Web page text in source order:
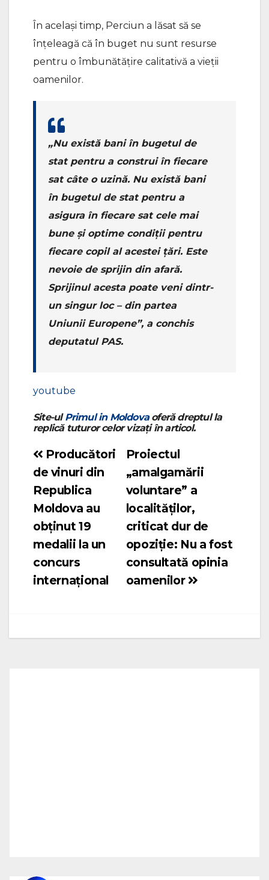
În același timp, Perciun a lăsat să se
înțeleagă că în buget nu sunt resurse
pentru o îmbunătățire calitativă a vieții
oamenilor.
„Nu există bani în bugetul de
stat pentru a construi în fiecare
sat câte o uzină. Nu există bani
în bugetul de stat pentru a
asigura în fiecare sat cele mai
bune și optime condiții pentru
fiecare copil al acestei țări. Este
nevoie de sprijin din afară.
Sprijinul acesta poate veni dintr-
un singur loc – din partea
Uniunii Europene”, a conchis
deputatul PAS.
youtube
Site-ulPrimul in Moldovaoferă dreptul la
replică tuturor celor vizați în articol.
Navigare
în
articole
Proiectul
„amalgamării
voluntare” a
localităților,
criticat dur de
opoziție: Nu a fost
consultată opinia
oamenilor
Producători
de vinuri din
Republica
Moldova au
obținut 19
medalii la un
concurs
internațional